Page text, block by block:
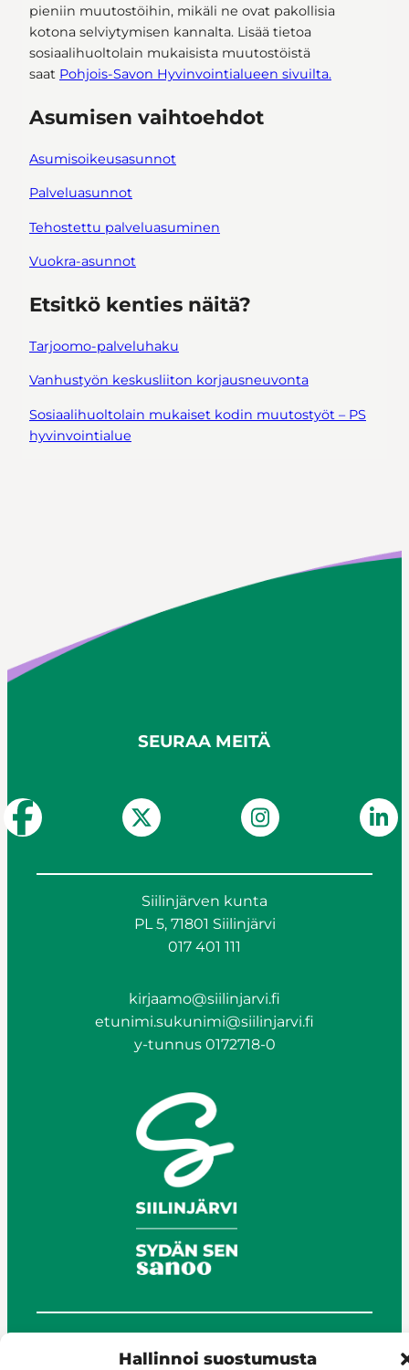
Hallinnoi suostumusta
pieniin muutostöihin, mikäli ne ovat pakollisia
kotona selviytymisen kannalta. Lisää tietoa
sosiaalihuoltolain mukaisista muutostöistä
saat Pohjois-Savon Hyvinvointialueen sivuilta.
Asumisen vaihtoehdot
Asumisoikeusasunnot
Palveluasunnot
Tehostettu palveluasuminen
Vuokra-asunnot
Etsitkö kenties näitä?
Tarjoomo-palveluhaku
Vanhustyön keskusliiton korjausneuvonta
Sosiaalihuoltolain mukaiset kodin muutostyöt – PS
hyvinvointialue
SEURAA MEITÄ
Siilinjärven kunta
PL 5, 71801 Siilinjärvi
017 401 111
kirjaamo@siilinjarvi.fi
etunimi.sukunimi@siilinjarvi.fi
y-tunnus 0172718-0
© Siilinjärvi 2025